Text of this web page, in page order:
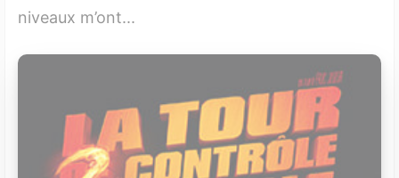
niveaux m’ont...